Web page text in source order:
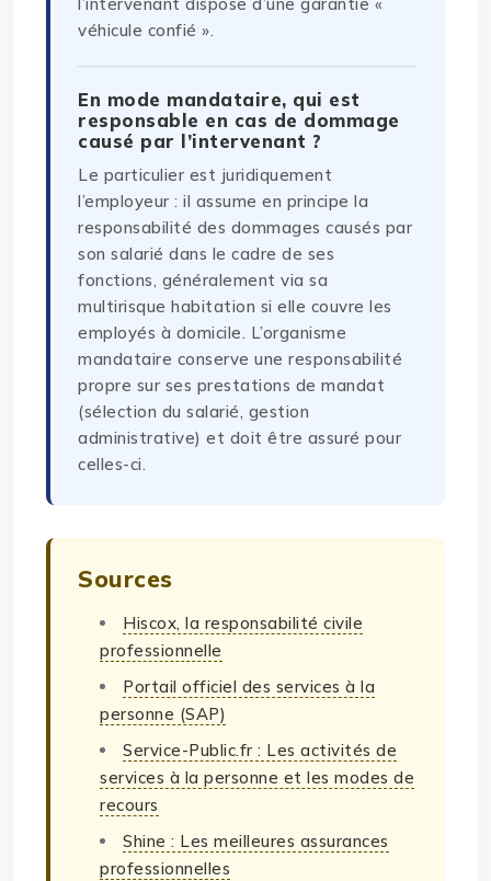
l’intervenant dispose d’une garantie «
véhicule confié ».
En mode mandataire, qui est
responsable en cas de dommage
causé par l’intervenant ?
Le particulier est juridiquement
l’employeur : il assume en principe la
responsabilité des dommages causés par
son salarié dans le cadre de ses
fonctions, généralement via sa
multirisque habitation si elle couvre les
employés à domicile. L’organisme
mandataire conserve une responsabilité
propre sur ses prestations de mandat
(sélection du salarié, gestion
administrative) et doit être assuré pour
celles-ci.
Sources
Hiscox, la responsabilité civile
professionnelle
Portail officiel des services à la
personne (SAP)
Service-Public.fr : Les activités de
services à la personne et les modes de
recours
Shine : Les meilleures assurances
professionnelles